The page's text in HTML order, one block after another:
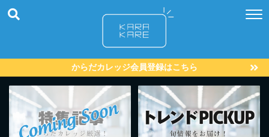
からだカレッジ会員登録はこちら